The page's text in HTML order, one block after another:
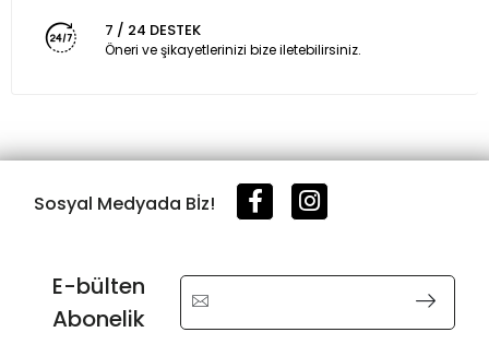
7 / 24 DESTEK
Öneri ve şikayetlerinizi bize iletebilirsiniz.
Sosyal Medyada Bİz!
E-bülten
Abonelik